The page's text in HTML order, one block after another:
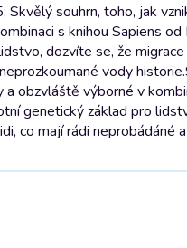
souhrn, toho, jak
s knihou Sapiens
dozvíte se, že
vody historie.
obzvláště výborné v
genetický základ pro
co mají rádi neprobádáné